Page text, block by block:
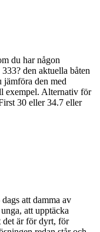
du har någon
den aktuella båten
den med
exempel. Alternativ för
30 eller 34.7 eller
att damma av
att upptäcka
det är för dyrt, för